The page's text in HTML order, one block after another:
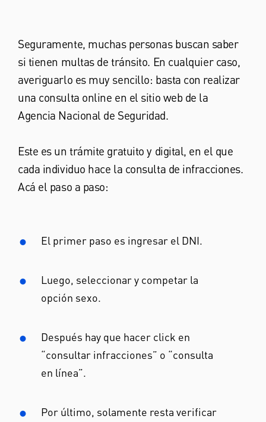
Seguramente, muchas personas buscan saber
si tienen multas de tránsito. En cualquier caso,
averiguarlo es muy sencillo: basta con realizar
una consulta online en el sitio web de la
Agencia Nacional de Seguridad.
Este es un trámite gratuito y digital, en el que
cada individuo hace la consulta de infracciones.
Acá el paso a paso:
El primer paso es ingresar el DNI.
Luego, seleccionar y competar la
opción sexo.
Después hay que hacer click en
“consultar infracciones” o “consulta
en línea”.
Por último, solamente resta verificar